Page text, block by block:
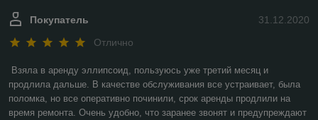
31.12.2020
Покупатель
Отлично
Взяла в аренду эллипсоид, пользуюсь уже третий месяц и
продлила дальше. В качестве обслуживания все устраивает, была
поломка, но все оперативно починили, срок аренды продлили на
время ремонта. Очень удобно, что заранее звонят и предупреждают